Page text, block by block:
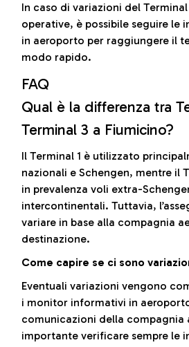
In caso di variazioni del
operative, è possibile seguire le
in aeroporto per raggiungere il
modo rapido.
FAQ
Qual è la differenza tra
Terminal 3 a Fiumicino?
Il Terminal 1 è utilizzato
nazionali e Schengen, mentre il
in prevalenza voli extra-
intercontinentali. Tuttavia,
variare in base alla compagnia
destinazione.
Come capire se ci sono
Eventuali variazioni vengono
i monitor informativi in
comunicazioni della compagnia
importante verificare sempre le